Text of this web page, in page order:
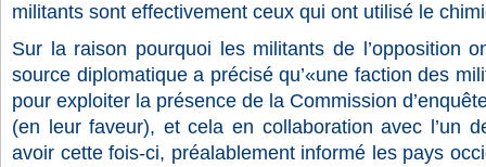
militants sont effectivement ceux qui ont utilisé le
Sur la raison pourquoi les militants de l’opposition
source diplomatique a précisé qu’«une faction des
pour exploiter la présence de la Commission
(en leur faveur), et cela en collaboration avec l’un
avoir cette fois-ci, préalablement informé les pays